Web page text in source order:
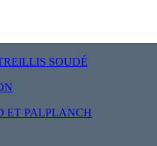
SOUDÉ
ET PALPLANCH